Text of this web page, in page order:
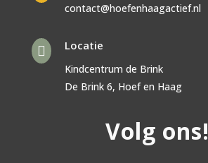
contact@hoefenhaagactief.nl
 Locatie
Kindcentrum de Brink
De Brink 6, Hoef en Haag
Volg ons!